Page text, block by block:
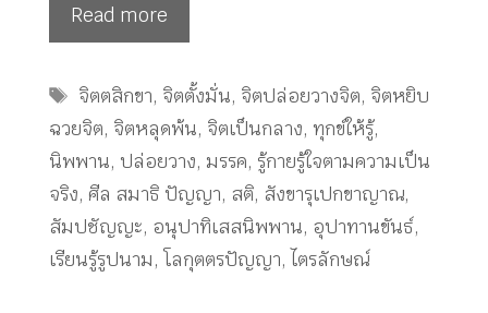
Read more
Tags
จิตตสิกขา, จิตตั้งมั่น, จิตปล่อยวางจิต, จิตหยิบ
ฉวยจิต, จิตหลุดพ้น, จิตเป็นกลาง, ทุกข์ให้รู้,
นิพพาน, ปล่อยวาง, มรรค, รู้กายรู้ใจตามความเป็น
จริง, ศีล สมาธิ ปัญญา, สติ, สังขารุเปกขาญาณ,
สัมปชัญญะ, อนุปาทิเสสนิพพาน, อุปาทานขันธ์,
เรียนรู้รูปนาม, โลกุตตรปัญญา, ไตรลักษณ์